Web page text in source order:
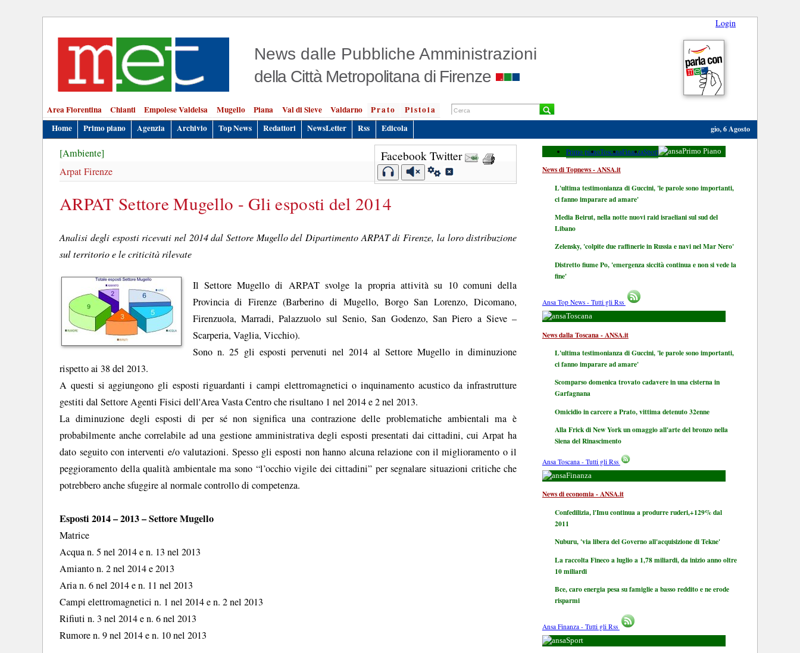
Login
News dalle Pubbliche Amministrazioni
della Città Metropolitana di Firenze
Area Fiorentina Chianti Empolese Valdelsa Mugello Piana Val di Sieve Valdarno Prato
Pistoia
Home
Primo piano Agenzia Archivio Top News Redattori NewsLetter Rss Edicola gio, 6 Agosto
Facebook Twitter
[Ambiente]
Arpat Firenze
ARPAT Settore Mugello - Gli esposti del 2014
Analisi degli esposti ricevuti nel 2014 dal Settore Mugello del Dipartimento ARPAT di Firenze, la loro distribuzione
sul territorio e le criticità rilevate
Il Settore Mugello di ARPAT svolge la propria attività su 10 comuni della
Provincia di Firenze (Barberino di Mugello, Borgo San Lorenzo, Dicomano,
Firenzuola, Marradi, Palazzuolo sul Senio, San Godenzo, San Piero a Sieve –
Scarperia, Vaglia, Vicchio).
Sono n. 25 gli esposti pervenuti nel 2014 al Settore Mugello in diminuzione
rispetto ai 38 del 2013.
A questi si aggiungono gli esposti riguardanti i campi elettromagnetici o inquinamento acustico da infrastrutture
gestiti dal Settore Agenti Fisici dell'Area Vasta Centro che risultano 1 nel 2014 e 2 nel 2013.
La diminuzione degli esposti di per sé non significa una contrazione delle problematiche ambientali ma è
probabilmente anche correlabile ad una gestione amministrativa degli esposti presentati dai cittadini, cui Arpat ha
dato seguito con interventi e/o valutazioni. Spesso gli esposti non hanno alcuna relazione con il miglioramento o il
peggioramento della qualità ambientale ma sono “l’occhio vigile dei cittadini” per segnalare situazioni critiche che
potrebbero anche sfuggire al normale controllo di competenza.
Esposti 2014 – 2013 – Settore Mugello
Matrice
Acqua n. 5 nel 2014 e n. 13 nel 2013
Amianto n. 2 nel 2014 e 2013
Aria n. 6 nel 2014 e n. 11 nel 2013
Campi elettromagnetici n. 1 nel 2014 e n. 2 nel 2013
Rifiuti n. 3 nel 2014 e n. 6 nel 2013
Rumore n. 9 nel 2014 e n. 10 nel 2013
Primo pianoToscanaFinanzaSport Primo Piano
News di Topnews - ANSA.it
L'ultima testimonianza di Guccini, 'le parole sono importanti,
ci fanno imparare ad amare'
Media Beirut, nella notte nuovi raid israeliani sul sud del
Libano
Zelensky, 'colpite due raffinerie in Russia e navi nel Mar Nero'
Distretto fiume Po, 'emergenza siccità continua e non si vede la
fine'
Ansa Top News - Tutti gli Rss
Toscana
News dalla Toscana - ANSA.it
L'ultima testimonianza di Guccini, 'le parole sono importanti,
ci fanno imparare ad amare'
Scomparso domenica trovato cadavere in una cisterna in
Garfagnana
Omicidio in carcere a Prato, vittima detenuto 32enne
Alla Frick di New York un omaggio all'arte del bronzo nella
Siena del Rinascimento
Ansa Toscana - Tutti gli Rss
Finanza
News di economia - ANSA.it
Confedilizia, l'Imu continua a produrre ruderi,+129% dal
2011
Nuburu, 'via libera del Governo all'acquisizione di Tekne'
La raccolta Fineco a luglio a 1,78 miliardi, da inizio anno oltre
10 miliardi
Bce, caro energia pesa su famiglie a basso reddito e ne erode
risparmi
Ansa Finanza - Tutti gli Rss
Sport